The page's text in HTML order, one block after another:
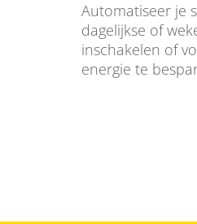
Automatiseer je
dagelijkse of
inschakelen of
energie te